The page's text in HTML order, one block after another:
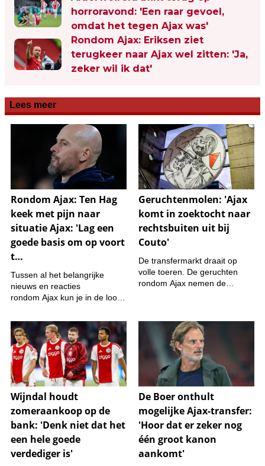
horroravond: 'Een raar gevoel,
omdat het tegen Ajax was'
Rondom Ajax: Eriksen ziet
terugkeer naar Ajax wel zitten: 'Ja,
zeker wil ik dat'